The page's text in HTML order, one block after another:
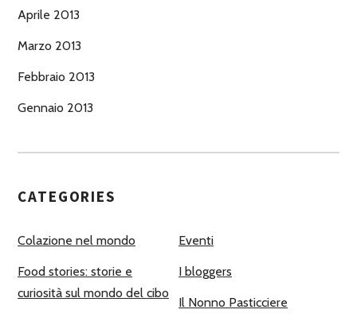
Aprile 2013
Marzo 2013
Febbraio 2013
Gennaio 2013
CATEGORIES
Colazione nel mondo Eventi
Food stories: storie e
curiosità sul mondo del cibo
I bloggers
Il Nonno Pasticciere